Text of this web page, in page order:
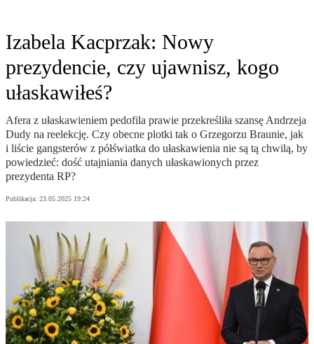
Izabela Kacprzak: Nowy
prezydencie, czy ujawnisz, kogo
ułaskawiłeś?
Afera z ułaskawieniem pedofila prawie przekreśliła szansę Andrzeja
Dudy na reelekcję. Czy obecne plotki tak o Grzegorzu Braunie, jak
i liście gangsterów z półświatka do ułaskawienia nie są tą chwilą, by
powiedzieć: dość utajniania danych ułaskawionych przez
prezydenta RP?
Publikacja: 23.05.2025 19:24